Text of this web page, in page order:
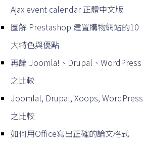
Ajax event calendar 正體中文版
圖解 Prestashop 建置購物網站的10
大特色與優點
再論 Joomla!、Drupal、WordPress
之比較
Joomla!, Drupal, Xoops, WordPress
之比較
如何用Office寫出正確的論文格式